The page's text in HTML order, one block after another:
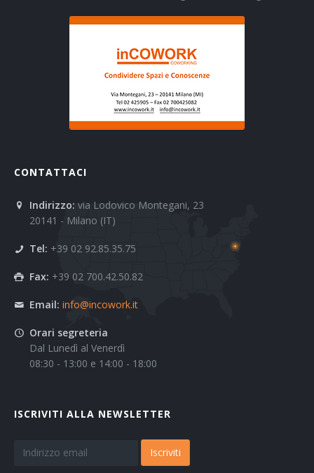
CONTATTACI
Indirizzo: via Lodovico Montegani, 23
20141 - Milano (IT)
Tel: +39 02 92.85.35.75
Fax: +39 02 700.42.50.82
Email: info@incowork.it
Orari segreteria
Dal Lunedì al Venerdì
08:30 - 13:00 e 14:00 - 18:00
ISCRIVITI ALLA NEWSLETTER
Iscriviti